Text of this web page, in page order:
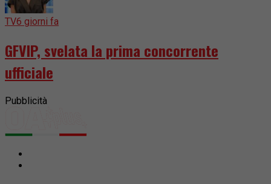
TV6 giorni fa
GFVIP, svelata la prima concorrente
ufficiale
Pubblicità